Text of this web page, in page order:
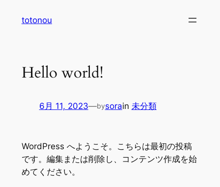
totonou
Hello world!
6月 11, 2023—bysorain 未分類
WordPress へようこそ。こちらは最初の投稿
です。編集または削除し、コンテンツ作成を始
めてください。